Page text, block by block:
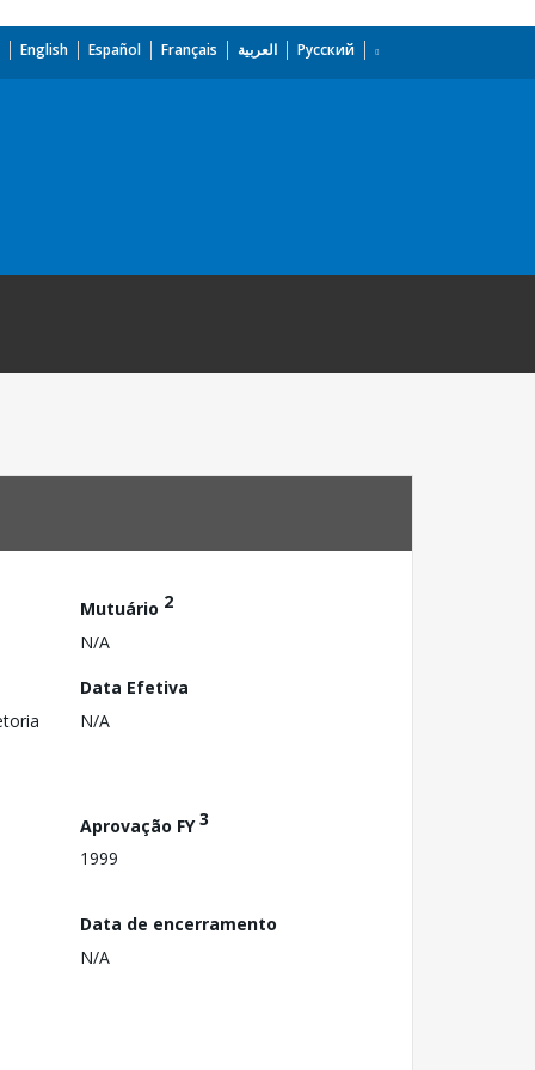
English Español Français العربية Русский
Mutuário 2
N/A
Data Efetiva
N/A
Aprovação FY3
1999
Data de encerramento
N/A